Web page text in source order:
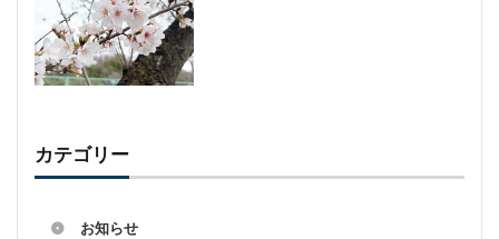
カテゴリー
お知らせ